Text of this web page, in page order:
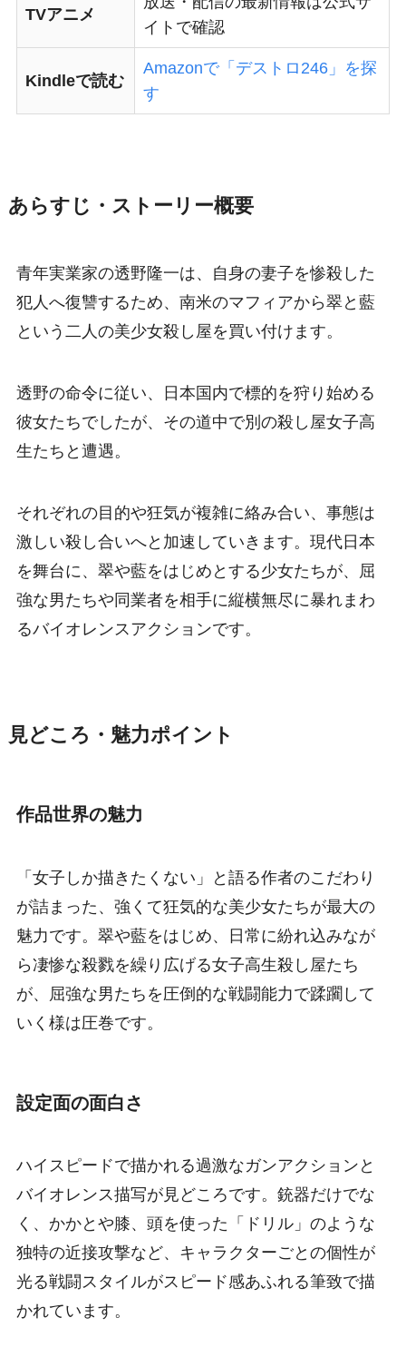
TVアニメ
イトで確認
Kindleで読む
Amazonで「デストロ246」を探
す
あらすじ・ストーリー概要
青年実業家の透野隆一は、自身の妻子を惨殺した
犯人へ復讐するため、南米のマフィアから翠と藍
という二人の美少女殺し屋を買い付けます。
透野の命令に従い、日本国内で標的を狩り始める
彼女たちでしたが、その道中で別の殺し屋女子高
生たちと遭遇。
それぞれの目的や狂気が複雑に絡み合い、事態は
激しい殺し合いへと加速していきます。現代日本
を舞台に、翠や藍をはじめとする少女たちが、屈
強な男たちや同業者を相手に縦横無尽に暴れまわ
るバイオレンスアクションです。
見どころ・魅力ポイント
作品世界の魅力
「女子しか描きたくない」と語る作者のこだわり
が詰まった、強くて狂気的な美少女たちが最大の
魅力です。翠や藍をはじめ、日常に紛れ込みなが
ら凄惨な殺戮を繰り広げる女子高生殺し屋たち
が、屈強な男たちを圧倒的な戦闘能力で蹂躙して
いく様は圧巻です。
設定面の面白さ
ハイスピードで描かれる過激なガンアクションと
バイオレンス描写が見どころです。銃器だけでな
く、かかとや膝、頭を使った「ドリル」のような
独特の近接攻撃など、キャラクターごとの個性が
光る戦闘スタイルがスピード感あふれる筆致で描
かれています。